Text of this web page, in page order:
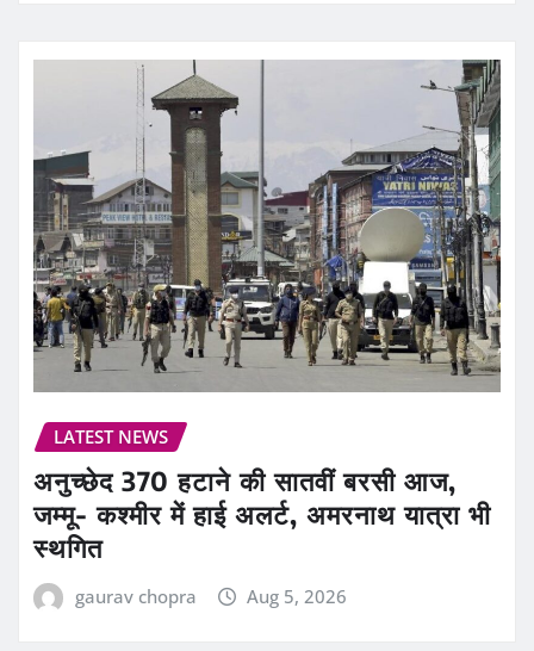
LATEST NEWS
अनुच्छेद 370 हटाने की सातवीं बरसी आज,
जम्मू- कश्मीर में हाई अलर्ट, अमरनाथ यात्रा भी
स्थगित
gaurav chopra Aug 5, 2026